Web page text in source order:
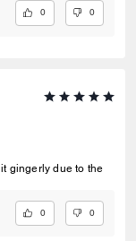
0 0
0 0